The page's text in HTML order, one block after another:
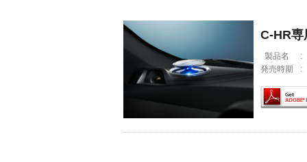
C-HR専
製品名 :
発売時期
: